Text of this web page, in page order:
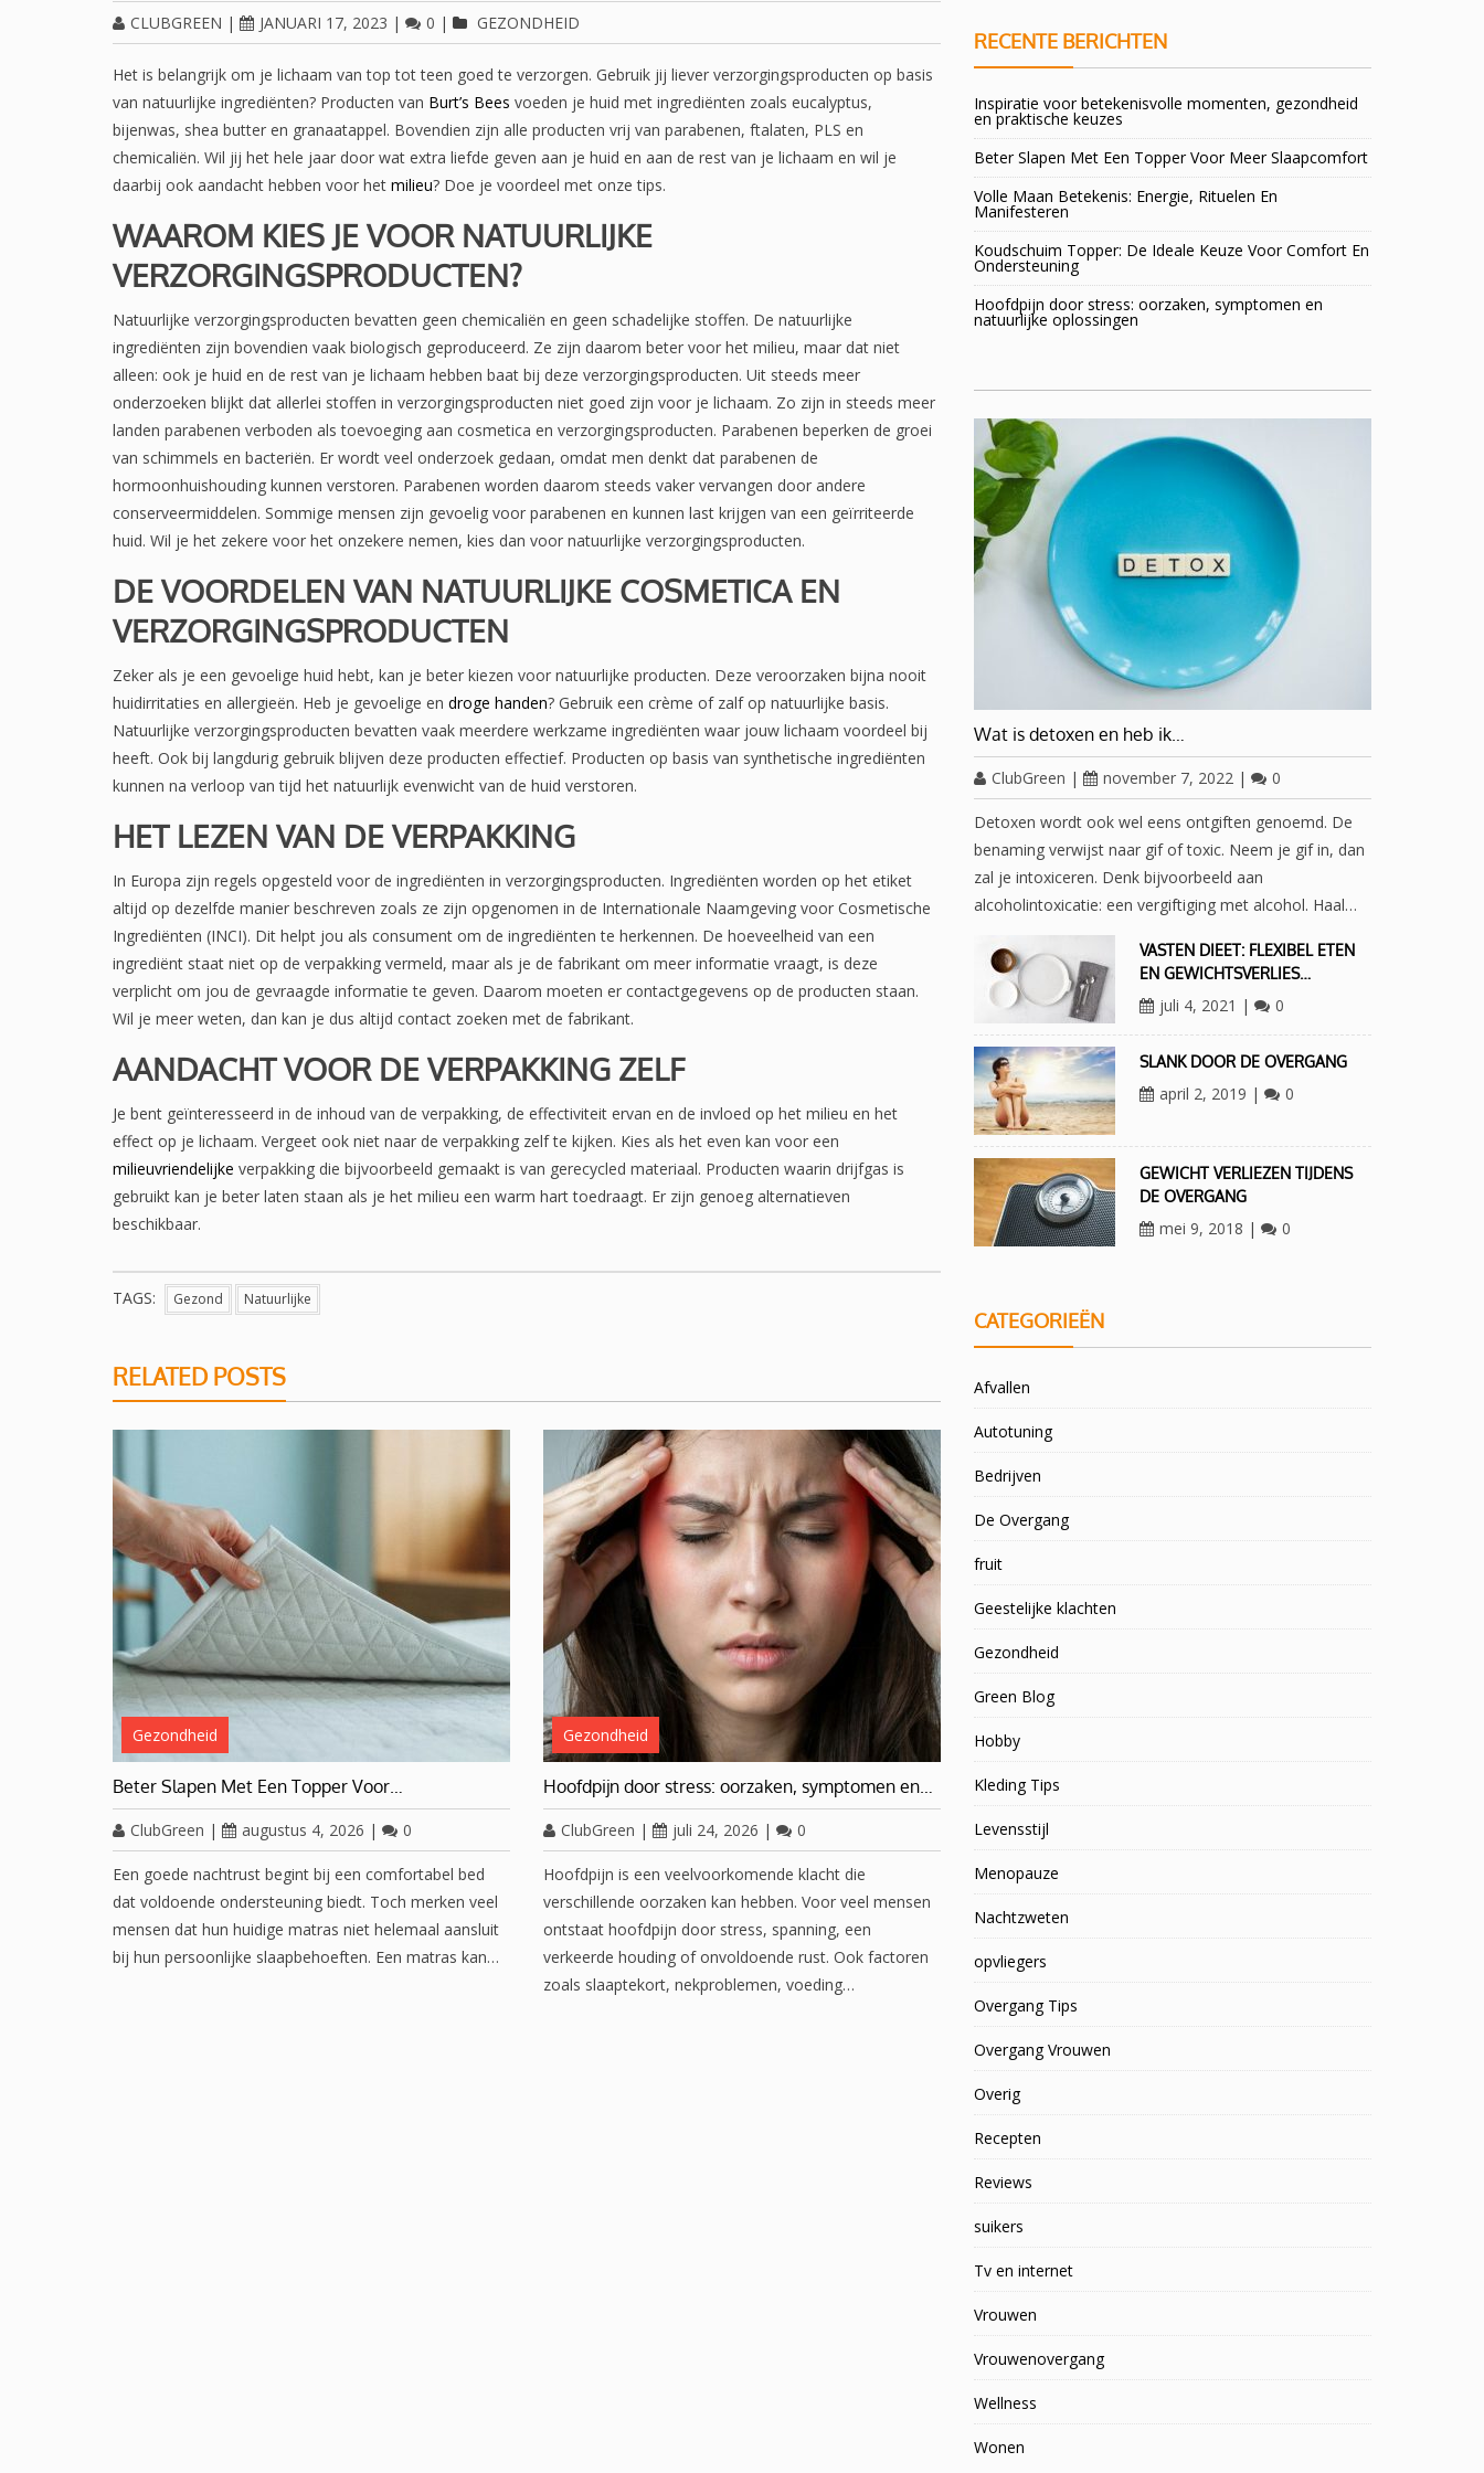
CLUBGREEN | JANUARI 17, 2023 | 0 | GEZONDHEID
Het is belangrijk om je lichaam van top tot teen goed te verzorgen. Gebruik jij liever verzorgingsproducten op basis
van natuurlijke ingrediënten? Producten van Burt’s Bees voeden je huid met ingrediënten zoals eucalyptus,
bijenwas, shea butter en granaatappel. Bovendien zijn alle producten vrij van parabenen, ftalaten, PLS en
chemicaliën. Wil jij het hele jaar door wat extra liefde geven aan je huid en aan de rest van je lichaam en wil je
daarbij ook aandacht hebben voor het milieu? Doe je voordeel met onze tips.
WAAROM KIES JE VOOR NATUURLIJKE
VERZORGINGSPRODUCTEN?
Natuurlijke verzorgingsproducten bevatten geen chemicaliën en geen schadelijke stoffen. De natuurlijke
ingrediënten zijn bovendien vaak biologisch geproduceerd. Ze zijn daarom beter voor het milieu, maar dat niet
alleen: ook je huid en de rest van je lichaam hebben baat bij deze verzorgingsproducten. Uit steeds meer
onderzoeken blijkt dat allerlei stoffen in verzorgingsproducten niet goed zijn voor je lichaam. Zo zijn in steeds meer
landen parabenen verboden als toevoeging aan cosmetica en verzorgingsproducten. Parabenen beperken de groei
van schimmels en bacteriën. Er wordt veel onderzoek gedaan, omdat men denkt dat parabenen de
hormoonhuishouding kunnen verstoren. Parabenen worden daarom steeds vaker vervangen door andere
conserveermiddelen. Sommige mensen zijn gevoelig voor parabenen en kunnen last krijgen van een geïrriteerde
huid. Wil je het zekere voor het onzekere nemen, kies dan voor natuurlijke verzorgingsproducten.
DE VOORDELEN VAN NATUURLIJKE COSMETICA EN
VERZORGINGSPRODUCTEN
Zeker als je een gevoelige huid hebt, kan je beter kiezen voor natuurlijke producten. Deze veroorzaken bijna nooit
huidirritaties en allergieën. Heb je gevoelige en droge handen? Gebruik een crème of zalf op natuurlijke basis.
Natuurlijke verzorgingsproducten bevatten vaak meerdere werkzame ingrediënten waar jouw lichaam voordeel bij
heeft. Ook bij langdurig gebruik blijven deze producten effectief. Producten op basis van synthetische ingrediënten
kunnen na verloop van tijd het natuurlijk evenwicht van de huid verstoren.
HET LEZEN VAN DE VERPAKKING
In Europa zijn regels opgesteld voor de ingrediënten in verzorgingsproducten. Ingrediënten worden op het etiket
altijd op dezelfde manier beschreven zoals ze zijn opgenomen in de Internationale Naamgeving voor Cosmetische
Ingrediënten (INCI). Dit helpt jou als consument om de ingrediënten te herkennen. De hoeveelheid van een
ingrediënt staat niet op de verpakking vermeld, maar als je de fabrikant om meer informatie vraagt, is deze
verplicht om jou de gevraagde informatie te geven. Daarom moeten er contactgegevens op de producten staan.
Wil je meer weten, dan kan je dus altijd contact zoeken met de fabrikant.
AANDACHT VOOR DE VERPAKKING ZELF
Je bent geïnteresseerd in de inhoud van de verpakking, de effectiviteit ervan en de invloed op het milieu en het
effect op je lichaam. Vergeet ook niet naar de verpakking zelf te kijken. Kies als het even kan voor een
milieuvriendelijke verpakking die bijvoorbeeld gemaakt is van gerecycled materiaal. Producten waarin drijfgas is
gebruikt kan je beter laten staan als je het milieu een warm hart toedraagt. Er zijn genoeg alternatieven
beschikbaar.
TAGS: Gezond Natuurlijke
RELATED POSTS
Gezondheid
Beter Slapen Met Een Topper Voor…
ClubGreen | augustus 4, 2026 | 0
Een goede nachtrust begint bij een comfortabel bed
dat voldoende ondersteuning biedt. Toch merken veel
mensen dat hun huidige matras niet helemaal aansluit
bij hun persoonlijke slaapbehoeften. Een matras kan…
Gezondheid
Hoofdpijn door stress: oorzaken, symptomen en…
ClubGreen | juli 24, 2026 | 0
Hoofdpijn is een veelvoorkomende klacht die
verschillende oorzaken kan hebben. Voor veel mensen
ontstaat hoofdpijn door stress, spanning, een
verkeerde houding of onvoldoende rust. Ook factoren
zoals slaaptekort, nekproblemen, voeding…
RECENTE BERICHTEN
Inspiratie voor betekenisvolle momenten, gezondheid
en praktische keuzes
Beter Slapen Met Een Topper Voor Meer Slaapcomfort
Volle Maan Betekenis: Energie, Rituelen En
Manifesteren
Koudschuim Topper: De Ideale Keuze Voor Comfort En
Ondersteuning
Hoofdpijn door stress: oorzaken, symptomen en
natuurlijke oplossingen
Wat is detoxen en heb ik…
ClubGreen | november 7, 2022 | 0
Detoxen wordt ook wel eens ontgiften genoemd. De
benaming verwijst naar gif of toxic. Neem je gif in, dan
zal je intoxiceren. Denk bijvoorbeeld aan
alcoholintoxicatie: een vergiftiging met alcohol. Haal…
VASTEN DIEET: FLEXIBEL ETEN
EN GEWICHTSVERLIES…
juli 4, 2021 | 0
SLANK DOOR DE OVERGANG
april 2, 2019 | 0
GEWICHT VERLIEZEN TIJDENS
DE OVERGANG
mei 9, 2018 | 0
CATEGORIEËN
Afvallen
Autotuning
Bedrijven
De Overgang
fruit
Geestelijke klachten
Gezondheid
Green Blog
Hobby
Kleding Tips
Levensstijl
Menopauze
Nachtzweten
opvliegers
Overgang Tips
Overgang Vrouwen
Overig
Recepten
Reviews
suikers
Tv en internet
Vrouwen
Vrouwenovergang
Wellness
Wonen